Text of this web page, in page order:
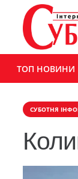
ТОП НОВИНИ
СУБОТНЯ